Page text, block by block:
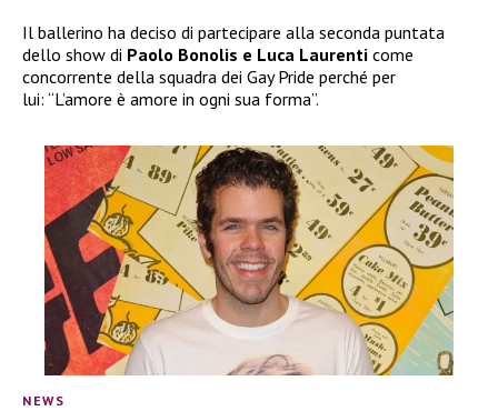
Il ballerino ha deciso di partecipare alla seconda puntata
dello show di Paolo Bonolis e Luca Laurenti come
concorrente della squadra dei Gay Pride perché per
lui: “L’amore è amore in ogni sua forma”.
NEWS